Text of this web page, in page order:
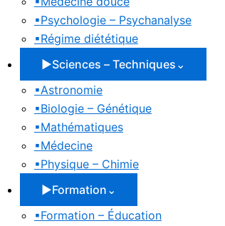
▪Psychologie – Psychanalyse
▪Régime diététique
▶Sciences – Techniques ⌄
▪Astronomie
▪Biologie – Génétique
▪Mathématiques
▪Médecine
▪Physique – Chimie
▶Formation ⌄
▪Formation – Éducation